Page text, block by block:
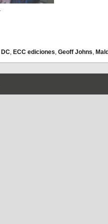
DC, ECC ediciones, Geoff Johns,